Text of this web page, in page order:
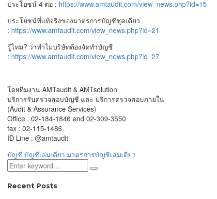
ประโยชน์ 4 ต่อ : https://www.amtaudit.com/view_news.php?id=15
ประโยชน์ที่แท้จริงของมาตรการบัญชีชุดเดียว
: https://www.amtaudit.com/view_news.php?id=21
รู้ไหม? ว่าทำไมบริษัทต้องจัดทำบัญชี
: https://www.amtaudit.com/view_news.php?id=27
โดยทีมงาน AMTaudit & AMTsolution
บริการรับตรวจสอบบัญชี และ บริการตรวจสอบภายใน
(Audit & Assurance Services)
Office : 02-184-1846 and 02-309-3550
fax : 02-115-1486
ID Line : @amtaudit
บัญชี บัญชีเล่มเดียว มาตรการบัญชีเล่มเดียว
Recent Posts